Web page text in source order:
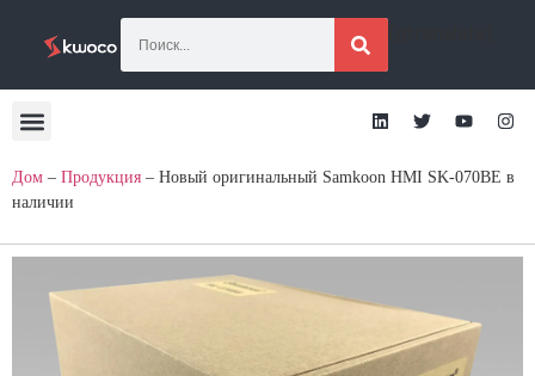
Дом – Продукция – Новый оригинальный Samkoon HMI SK-070BE в
наличии